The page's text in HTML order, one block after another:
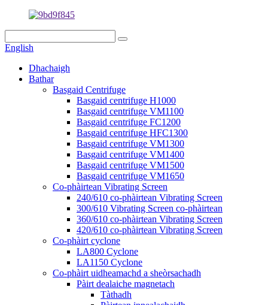
English
Dhachaigh
Bathar
Basgaid Centrifuge
Basgaid centrifuge H1000
Basgaid centrifuge VM1100
Basgaid centrifuge FC1200
Basgaid centrifuge HFC1300
Basgaid centrifuge VM1300
Basgaid centrifuge VM1400
Basgaid centrifuge VM1500
Basgaid centrifuge VM1650
Co-phàirtean Vibrating Screen
240/610 co-phàirtean Vibrating Screen
300/610 Vibrating Screen co-phàirtean
360/610 co-phàirtean Vibrating Screen
420/610 co-phàirtean Vibrating Screen
Co-phàirt cyclone
LA800 Cyclone
LA1150 Cyclone
Co-phàirt uidheamachd a sheòrsachadh
Pàirt dealaiche magnetach
Tàthadh